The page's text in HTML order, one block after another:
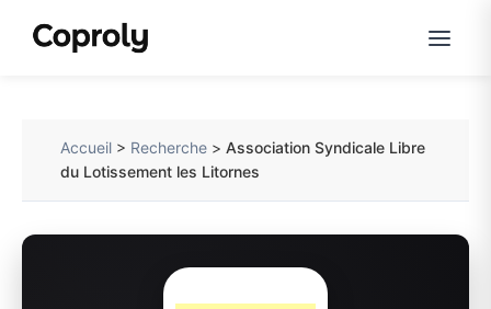
Accueil > Recherche >Association Syndicale Libre
du Lotissement les Litornes